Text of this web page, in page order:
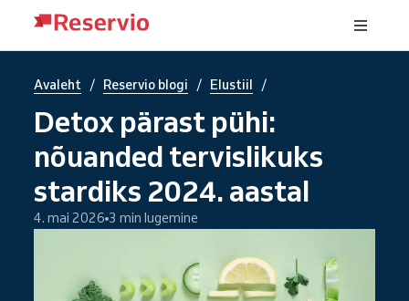
Avaleht / Reservio blogi / Elustiil /
Detox pärast pühi:
nõuanded tervislikuks
stardiks 2024. aastal
4. mai 2026 3 min lugemine